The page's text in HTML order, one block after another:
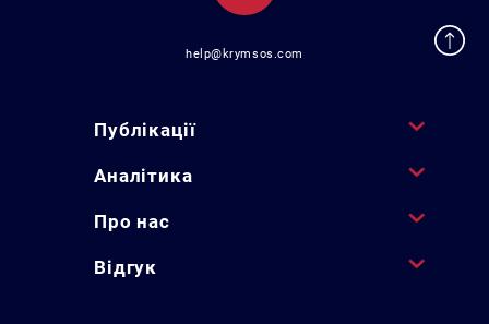
help@krymsos.com
Публікації
Аналітика
Про нас
Відгук